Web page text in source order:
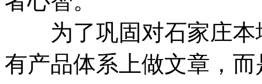
为了巩固对石家庄本
有产品体系上做文章，